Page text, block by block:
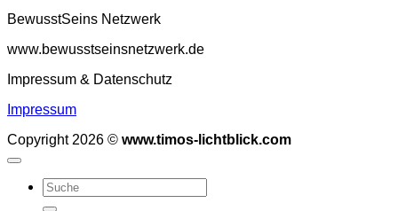
BewusstSeins Netzwerk
www.bewusstseinsnetzwerk.de
Impressum & Datenschutz
Impressum
Copyright 2026 © www.timos-lichtblick.com